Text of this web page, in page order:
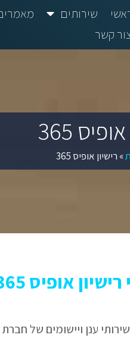
שירותים
קשר
365
» רישיון אופיס 365
365 ושירותי מחשוב
מאפשר קבלת שירותי ענן